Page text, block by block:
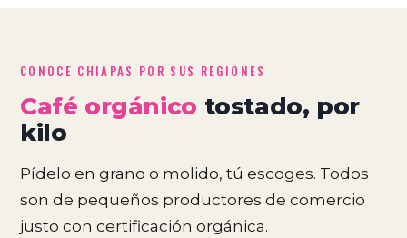
CONOCE CHIAPAS POR SUS REGIONES
Café orgánico tostado, por
kilo
Pídelo en grano o molido, tú escoges. Todos
son de pequeños productores de comercio
justo con certificación orgánica.